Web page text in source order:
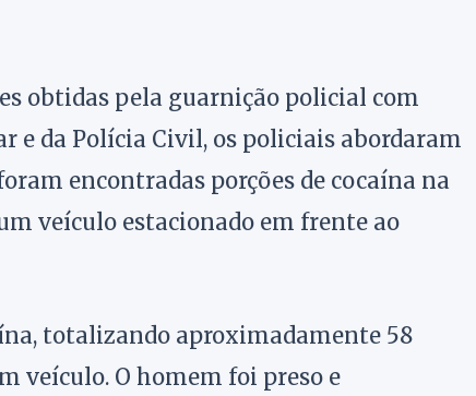
obtidas pela guarnição policial com
e da Polícia Civil, os policiais abordaram
encontradas porções de cocaína na
veículo estacionado em frente ao
totalizando aproximadamente 58
veículo. O homem foi preso e